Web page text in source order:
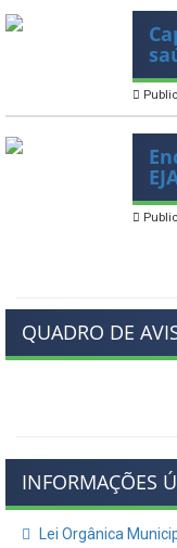
QUADRO DE
INFORMAÇÕES
Lei Orgânica